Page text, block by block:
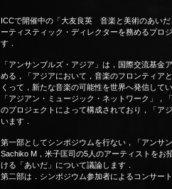
ICCで開催中の「大友良英 音楽と美術のあい
ーティスティック・ディレクターを務めるプロ
す．
「アンサンブルズ・アジア」は，国際交流基
める，「アジアにおいて，音楽のフロンティア
くって，新たな音楽の可能性を世界へ発信して
「アジアン・ミュージック・ネットワーク」
のプロジェクトによって構成されており，「ア
います．
第一部としてシンポジウムを行ない，「アンサ
Sachiko M，米子匡司の5人のアーティストをお
ける「あいだ」について議論します．
第二部は．シンポジウム参加者によるコンサー